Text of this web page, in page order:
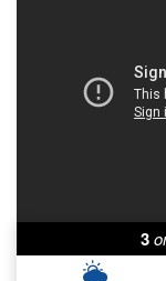
3